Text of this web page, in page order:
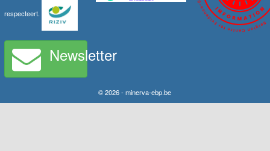
respecteert.
Newsletter
© 2026 - minerva-ebp.be